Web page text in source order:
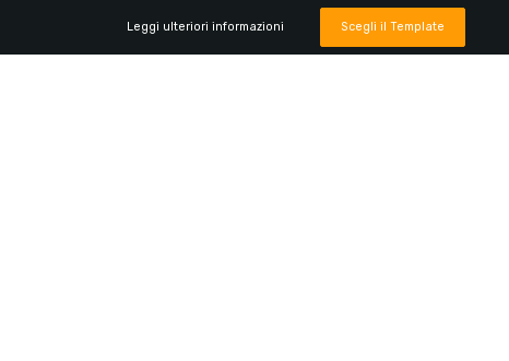
Leggi ulteriori informazioni Scegli il Template